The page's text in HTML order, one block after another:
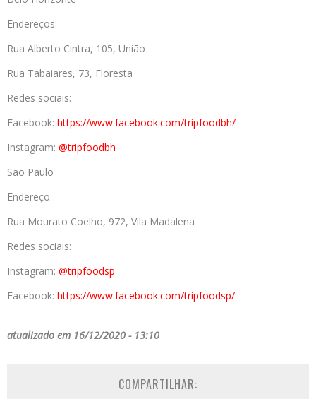
Endereços:
Rua Alberto Cintra, 105, União
Rua Tabaiares, 73, Floresta
Redes sociais:
Facebook: https://www.facebook.com/tripfoodbh/
Instagram: @tripfoodbh
São Paulo
Endereço:
Rua Mourato Coelho, 972, Vila Madalena
Redes sociais:
Instagram: @tripfoodsp
Facebook: https://www.facebook.com/tripfoodsp/
atualizado em 16/12/2020 - 13:10
COMPARTILHAR: